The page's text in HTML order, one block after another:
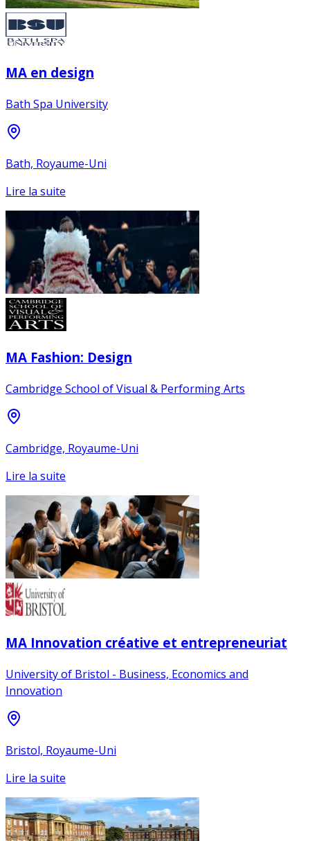
MA en design
Bath Spa University
Bath, Royaume-Uni
Lire la suite
MA Fashion: Design
Cambridge School of Visual & Performing Arts
Cambridge, Royaume-Uni
Lire la suite
MA Innovation créative et entrepreneuriat
University of Bristol - Business, Economics and
Innovation
Bristol, Royaume-Uni
Lire la suite